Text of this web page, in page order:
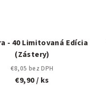
- 40 Limitovaná Edícia
(Zástery)
€8,05 bez DPH
€9,90/ ks